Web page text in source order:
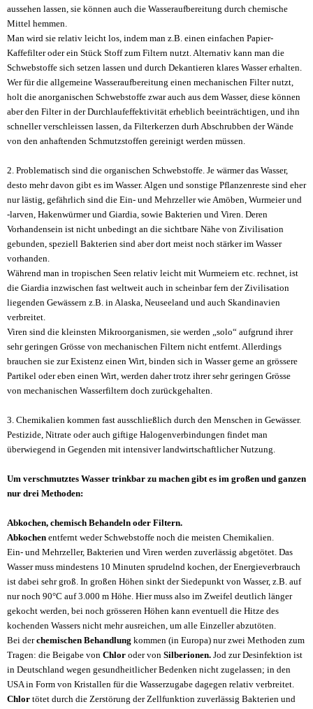
aussehen lassen, sie können auch die Wasseraufbereitung durch chemische
Mittel hemmen.
Man wird sie relativ leicht los, indem man z.B. einen einfachen Papier-
Kaffefilter oder ein Stück Stoff zum Filtern nutzt. Alternativ kann man die
Schwebstoffe sich setzen lassen und durch Dekantieren klares Wasser erhalten.
Wer für die allgemeine Wasseraufbereitung einen mechanischen Filter nutzt,
holt die anorganischen Schwebstoffe zwar auch aus dem Wasser, diese können
aber den Filter in der Durchlaufeffektivität erheblich beeinträchtigen, und ihn
schneller verschleissen lassen, da Filterkerzen durh Abschrubben der Wände
von den anhaftenden Schmutzstoffen gereinigt werden müssen.
2. Problematisch sind die organischen Schwebstoffe. Je wärmer das Wasser,
desto mehr davon gibt es im Wasser. Algen und sonstige Pflanzenreste sind eher
nur lästig, gefährlich sind die Ein- und Mehrzeller wie Amöben, Wurmeier und
-larven, Hakenwürmer und Giardia, sowie Bakterien und Viren. Deren
Vorhandensein ist nicht unbedingt an die sichtbare Nähe von Zivilisation
gebunden, speziell Bakterien sind aber dort meist noch stärker im Wasser
vorhanden.
Während man in tropischen Seen relativ leicht mit Wurmeiern etc. rechnet, ist
die Giardia inzwischen fast weltweit auch in scheinbar fern der Zivilisation
liegenden Gewässern z.B. in Alaska, Neuseeland und auch Skandinavien
verbreitet.
Viren sind die kleinsten Mikroorganismen, sie werden „solo“ aufgrund ihrer
sehr geringen Grösse von mechanischen Filtern nicht entfernt. Allerdings
brauchen sie zur Existenz einen Wirt, binden sich in Wasser gerne an grössere
Partikel oder eben einen Wirt, werden daher trotz ihrer sehr geringen Grösse
von mechanischen Wasserfiltern doch zurückgehalten.
3. Chemikalien kommen fast ausschließlich durch den Menschen in Gewässer.
Pestizide, Nitrate oder auch giftige Halogenverbindungen findet man
überwiegend in Gegenden mit intensiver landwirtschaftlicher Nutzung.
Um verschmutztes Wasser trinkbar zu machen gibt es im großen und ganzen
nur drei Methoden:
Abkochen, chemisch Behandeln oder Filtern.
Abkochen entfernt weder Schwebstoffe noch die meisten Chemikalien.
Ein- und Mehrzeller, Bakterien und Viren werden zuverlässig abgetötet. Das
Wasser muss mindestens 10 Minuten sprudelnd kochen, der Energieverbrauch
ist dabei sehr groß. In großen Höhen sinkt der Siedepunkt von Wasser, z.B. auf
nur noch 90°C auf 3.000 m Höhe. Hier muss also im Zweifel deutlich länger
gekocht werden, bei noch grösseren Höhen kann eventuell die Hitze des
kochenden Wassers nicht mehr ausreichen, um alle Einzeller abzutöten.
Bei derchemischen Behandlung kommen (in Europa) nur zwei Methoden zum
Tragen: die Beigabe von Chlor oder von Silberionen. Jod zur Desinfektion ist
in Deutschland wegen gesundheitlicher Bedenken nicht zugelassen; in den
USA in Form von Kristallen für die Wasserzugabe dagegen relativ verbreitet.
Chlor tötet durch die Zerstörung der Zellfunktion zuverlässig Bakterien und